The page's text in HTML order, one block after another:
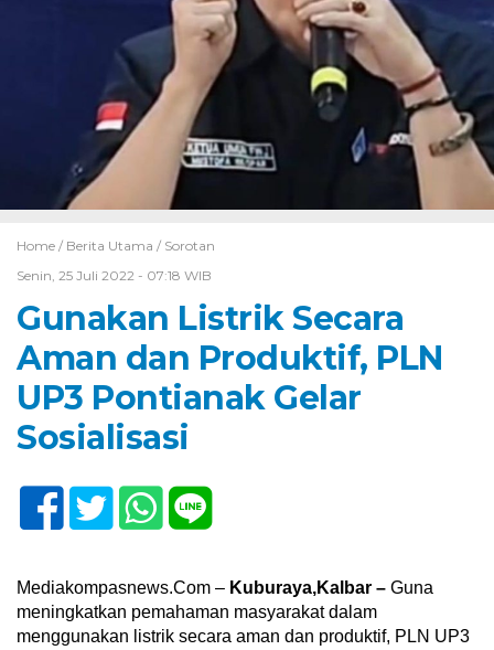
Home / Berita Utama / Sorotan
Senin, 25 Juli 2022 - 07:18 WIB
Gunakan Listrik Secara
Aman dan Produktif, PLN
UP3 Pontianak Gelar
Sosialisasi
Mediakompasnews.Com – Kuburaya,Kalbar – Guna
meningkatkan pemahaman masyarakat dalam
menggunakan listrik secara aman dan produktif, PLN UP3